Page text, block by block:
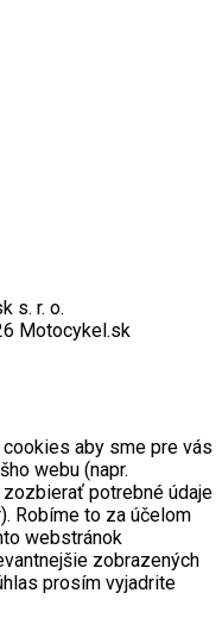
s. r. o.
Motocykel.sk
aby sme pre vás
webu (napr.
potrebné údaje
Robíme to za účelom
webstránok
zobrazených
prosím vyjadrite